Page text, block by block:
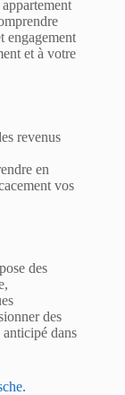
engagement
et à votre
revenus
en
vos
des
des
dans